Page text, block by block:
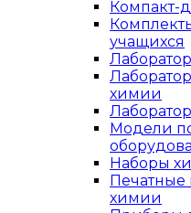
Компакт-
учащихся
химии
Модели
Наборы
Печатные
химии